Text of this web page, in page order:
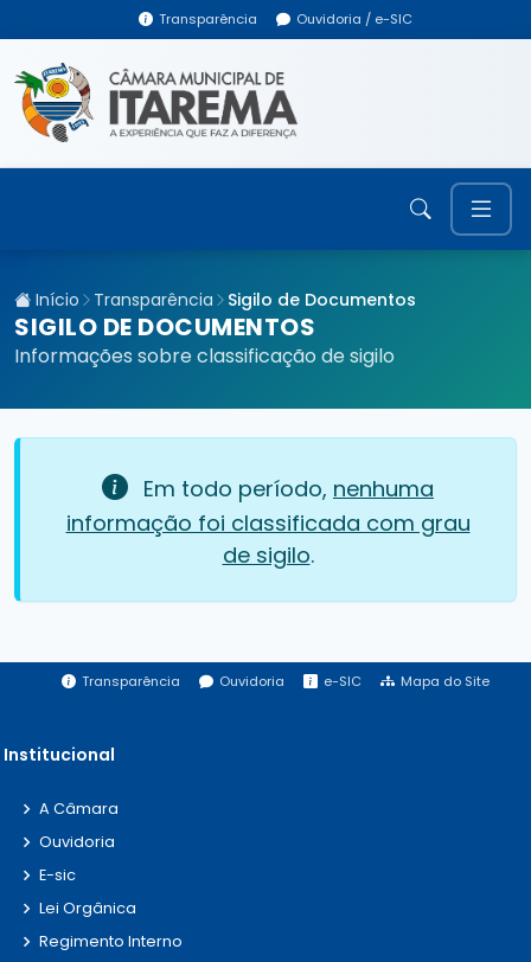
Transparência Ouvidoria / e-SIC
Início Transparência Sigilo de Documentos
SIGILO DE DOCUMENTOS
Informações sobre classificação de sigilo
Em todo período, nenhuma
informação foi classificada com grau
de sigilo.
Transparência Ouvidoria e-SIC Mapa do Site
Institucional
A Câmara
Ouvidoria
E-sic
Lei Orgânica
Regimento Interno